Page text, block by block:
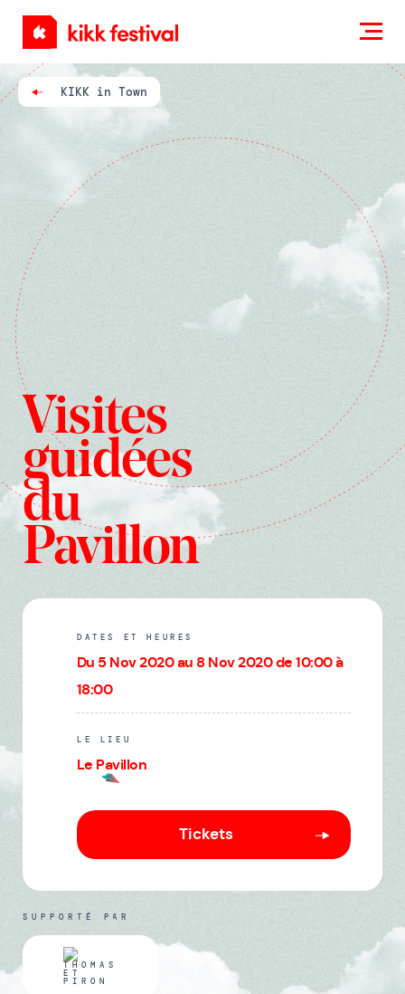
KIKK
Festival
KIKK in Town
Visites
guidées
du
Pavillon
DATES ET HEURES
Du 5 Nov 2020 au 8 Nov 2020 de 10:00 à
18:00
LE LIEU
Le Pavillon
Tickets
SUPPORTÉ PAR